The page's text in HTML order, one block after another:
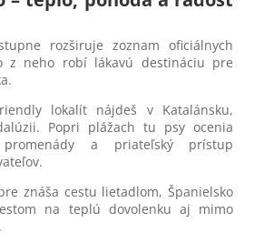
rozširuje zoznam oficiálnych
z neho robí lákavú destináciu pre
lokalít nájdeš v Katalánsku,
Popri plážach tu psy ocenia
a priateľský prístup
znáša cestu lietadlom, Španielsko
na teplú dovolenku aj mimo